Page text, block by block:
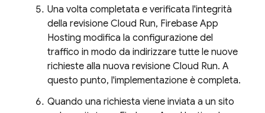
Una volta completata e verificata l'integrità
della revisione Cloud Run, Firebase App
Hosting modifica la configurazione del
traffico in modo da indirizzare tutte le nuove
richieste alla nuova revisione Cloud Run. A
questo punto, l'implementazione è completa.
Quando una richiesta viene inviata a un sito